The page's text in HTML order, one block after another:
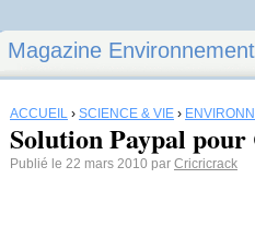
Magazine Environnement
ACCUEIL › SCIENCE & VIE ›
Solution Paypal pour
Publié le 22 mars 2010 par Cricricrack